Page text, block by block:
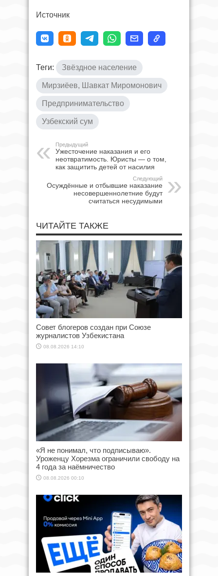
Источник
Теги: Звёздное население
Мирзиёев, Шавкат Миромонович
Предпринимательство
Узбекский сум
Предыдущий
Ужесточение наказания и его
неотвратимость. Юристы — о том,
как защитить детей от насилия
Следующий
Осуждённые и отбывшие наказание
несовершеннолетние будут
считаться несудимыми
ЧИТАЙТЕ ТАКЖЕ
Совет блогеров создан при Союзе
журналистов Узбекистана
08.08.2026 14:10
«Я не понимал, что подписываю».
Уроженцу Хорезма ограничили свободу на
4 года за наёмничество
08.08.2026 00:10